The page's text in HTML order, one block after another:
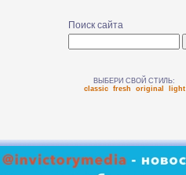
Поиск сайта
ВЫБЕРИ СВОЙ СТИЛЬ:
classic
fresh original light